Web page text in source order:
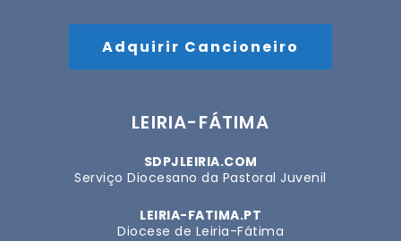
Adquirir Cancioneiro
LEIRIA-FÁTIMA
SDPJLEIRIA.COM
Serviço Diocesano da Pastoral Juvenil
LEIRIA-FATIMA.PT
Diocese de Leiria-Fátima